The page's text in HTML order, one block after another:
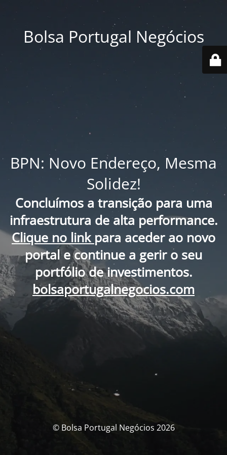
Bolsa Portugal Negócios
BPN: Novo Endereço, Mesma
Solidez!
Concluímos a transição para uma
infraestrutura de alta performance.
Clique no link para aceder ao novo
portal e continue a gerir o seu
portfólio de investimentos.
bolsaportugalnegocios.com
© Bolsa Portugal Negócios 2026